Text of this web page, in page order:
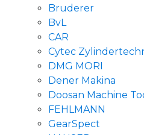
Bruderer
BvL
CAR
Cytec
DMG MORI
Dener Makina
Doosan Machine
FEHLMANN
GearSpect